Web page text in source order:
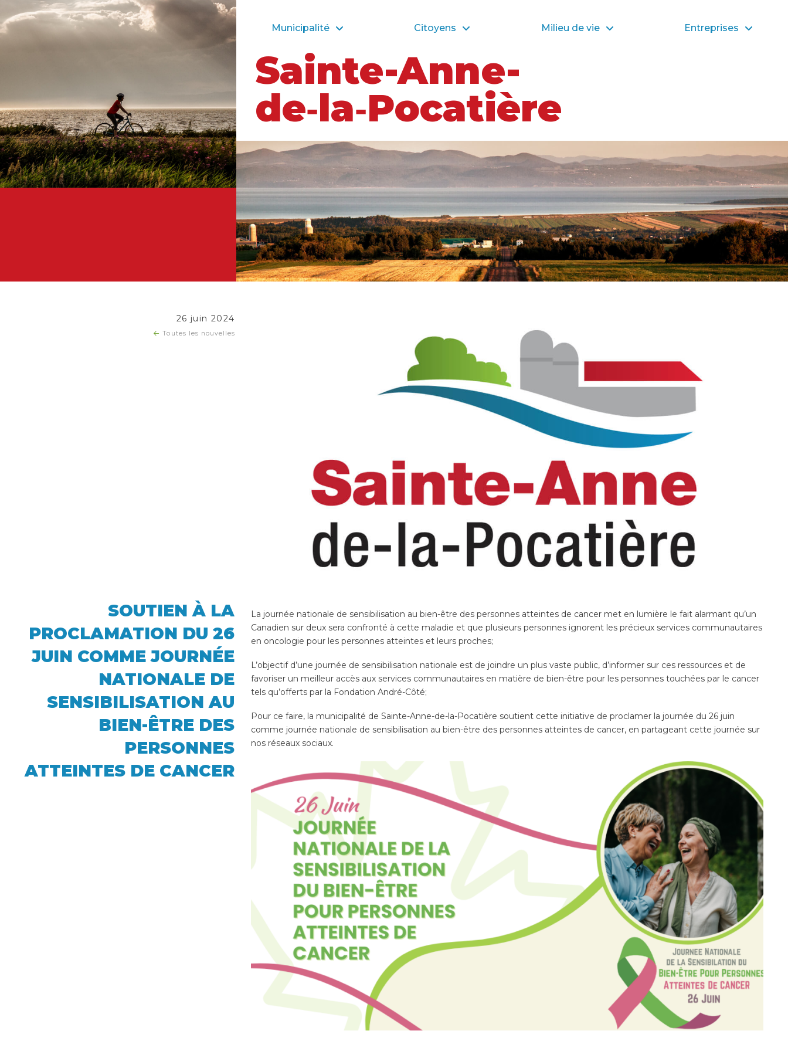
Sainte-Anne-
de‑la‑Pocatière
Municipalité Citoyens Milieu de vie Entreprises
26 juin 2024
Toutes les nouvelles
SOUTIEN À LA
PROCLAMATION DU 26
JUIN COMME JOURNÉE
NATIONALE DE
SENSIBILISATION AU
BIEN-ÊTRE DES
PERSONNES
ATTEINTES DE CANCER
La journée nationale de sensibilisation au bien-être des personnes atteintes de cancer met en lumière le fait alarmant qu’un
Canadien sur deux sera confronté à cette maladie et que plusieurs personnes ignorent les précieux services communautaires
en oncologie pour les personnes atteintes et leurs proches;
L’objectif d’une journée de sensibilisation nationale est de joindre un plus vaste public, d’informer sur ces ressources et de
favoriser un meilleur accès aux services communautaires en matière de bien-être pour les personnes touchées par le cancer
tels qu’offerts par la Fondation André-Côté;
Pour ce faire, la municipalité de Sainte-Anne-de-la-Pocatière soutient cette initiative de proclamer la journée du 26 juin
comme journée nationale de sensibilisation au bien-être des personnes atteintes de cancer, en partageant cette journée sur
nos réseaux sociaux.